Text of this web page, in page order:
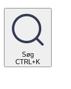
Søg
CTRL+K